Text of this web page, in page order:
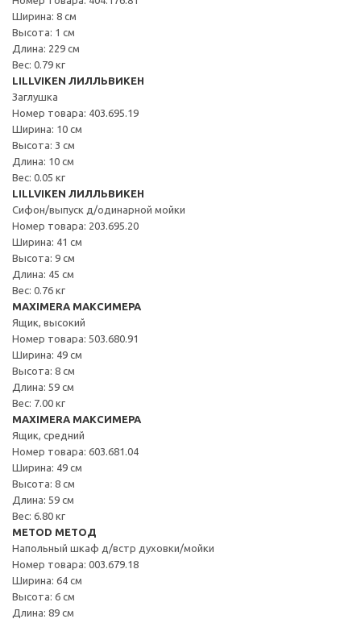
Ширина: 8 см
Высота: 1 см
Длина: 229 см
Вес: 0.79 кг
LILLVIKEN ЛИЛЛЬВИКЕН
Заглушка
Номер товара: 403.695.19
Ширина: 10 см
Высота: 3 см
Длина: 10 см
Вес: 0.05 кг
LILLVIKEN ЛИЛЛЬВИКЕН
Сифон/выпуск д/одинарной мойки
Номер товара: 203.695.20
Ширина: 41 см
Высота: 9 см
Длина: 45 см
Вес: 0.76 кг
MAXIMERA МАКСИМЕРА
Ящик, высокий
Номер товара: 503.680.91
Ширина: 49 см
Высота: 8 см
Длина: 59 см
Вес: 7.00 кг
MAXIMERA МАКСИМЕРА
Ящик, средний
Номер товара: 603.681.04
Ширина: 49 см
Высота: 8 см
Длина: 59 см
Вес: 6.80 кг
METOD МЕТОД
Напольный шкаф д/встр духовки/мойки
Номер товара: 003.679.18
Ширина: 64 см
Высота: 6 см
Длина: 89 см